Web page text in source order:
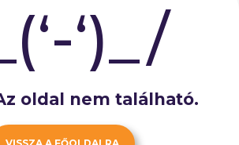
‘)_/
oldal nem található.